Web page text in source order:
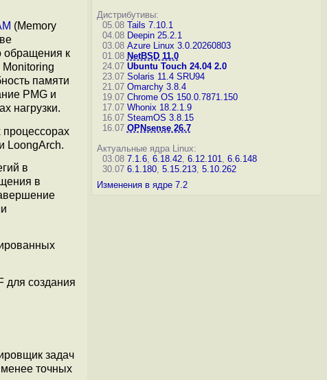
(Memory
обращения к
памяти
PMG и
нагрузки.
LoongArch.
в
в
для создания
задач
точных
Дистрибутивы:
05.08 Tails 7.10.1
04.08 Deepin 25.2.1
03.08 Azure Linux 3.0.20260803
01.08 NetBSD 11.0
24.07 Ubuntu Touch 24.04 2.0
23.07 Solaris 11.4 SRU94
21.07 Omarchy 3.8.4
19.07 Chrome OS 150.0.7871.150
17.07 Whonix 18.2.1.9
16.07 SteamOS 3.8.15
16.07 OPNsense 26.7
Актуальные ядра Linux:
03.08 7.1.6, 6.18.42, 6.12.101, 6.6.148
30.07 6.1.180, 5.15.213, 5.10.262
Изменения в ядре 7.2